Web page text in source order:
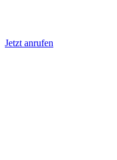
Jetzt anrufen